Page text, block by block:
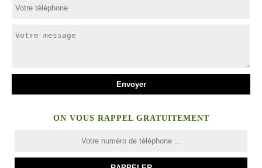
ON VOUS RAPPEL GRATUITEMENT